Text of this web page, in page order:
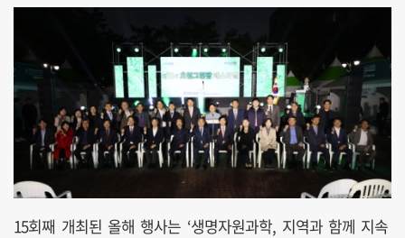
15회째 개최된 올해 행사는 ‘생명자원과학, 지역과 함께 지속